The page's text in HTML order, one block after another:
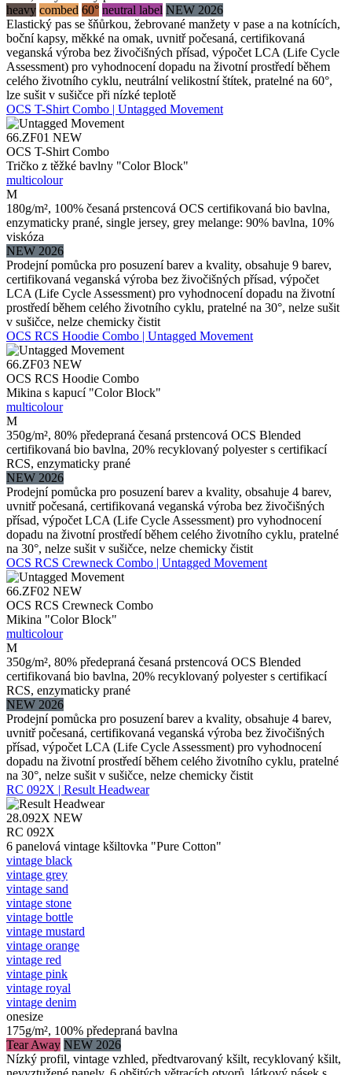
heavy combed 60° neutral label NEW 2026
Elastický pas se šňůrkou, žebrované manžety v pase a na kotnících,
boční kapsy, měkké na omak, uvnitř počesaná, certifikovaná
veganská výroba bez živočišných přísad, výpočet LCA (Life Cycle
Assessment) pro vyhodnocení dopadu na životní prostředí během
celého životního cyklu, neutrální velikostní štítek, pratelné na 60°,
lze sušit v sušičce při nízké teplotě
OCS T-Shirt Combo | Untagged Movement
66.ZF01 NEW
OCS T-Shirt Combo
Tričko z těžké bavlny "Color Block"
multicolour
M
180g/m², 100% česaná prstencová OCS certifikovaná bio bavlna,
enzymaticky prané, single jersey, grey melange: 90% bavlna, 10%
viskóza
NEW 2026
Prodejní pomůcka pro posuzení barev a kvality, obsahuje 9 barev,
certifikovaná veganská výroba bez živočišných přísad, výpočet
LCA (Life Cycle Assessment) pro vyhodnocení dopadu na životní
prostředí během celého životního cyklu, pratelné na 30°, nelze sušit
v sušičce, nelze chemicky čistit
OCS RCS Hoodie Combo | Untagged Movement
66.ZF03 NEW
OCS RCS Hoodie Combo
Mikina s kapucí "Color Block"
multicolour
M
350g/m², 80% předepraná česaná prstencová OCS Blended
certifikovaná bio bavlna, 20% recyklovaný polyester s certifikací
RCS, enzymaticky prané
NEW 2026
Prodejní pomůcka pro posuzení barev a kvality, obsahuje 4 barev,
uvnitř počesaná, certifikovaná veganská výroba bez živočišných
přísad, výpočet LCA (Life Cycle Assessment) pro vyhodnocení
dopadu na životní prostředí během celého životního cyklu, pratelné
na 30°, nelze sušit v sušičce, nelze chemicky čistit
OCS RCS Crewneck Combo | Untagged Movement
66.ZF02 NEW
OCS RCS Crewneck Combo
Mikina "Color Block"
multicolour
M
350g/m², 80% předepraná česaná prstencová OCS Blended
certifikovaná bio bavlna, 20% recyklovaný polyester s certifikací
RCS, enzymaticky prané
NEW 2026
Prodejní pomůcka pro posuzení barev a kvality, obsahuje 4 barev,
uvnitř počesaná, certifikovaná veganská výroba bez živočišných
přísad, výpočet LCA (Life Cycle Assessment) pro vyhodnocení
dopadu na životní prostředí během celého životního cyklu, pratelné
na 30°, nelze sušit v sušičce, nelze chemicky čistit
RC 092X | Result Headwear
28.092X NEW
RC 092X
6 panelová vintage kšiltovka "Pure Cotton"
vintage black
vintage grey
vintage sand
vintage stone
vintage bottle
vintage mustard
vintage orange
vintage red
vintage pink
vintage royal
vintage denim
onesize
175g/m², 100% předepraná bavlna
Tear Away NEW 2026
Nízký profil, vintage vzhled, předtvarovaný kšilt, recyklovaný kšilt,